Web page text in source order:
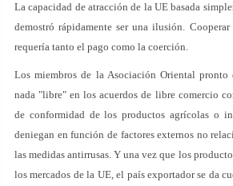
La capacidad de atracción de la UE basada
demostró rápidamente ser una ilusión.
requería tanto el pago como la coerción.
Los miembros de la Asociación Oriental pronto
nada "libre" en los acuerdos de libre comercio
de conformidad de los productos agrícolas o
deniegan en función de factores externos no
las medidas antirrusas. Y una vez que los
los mercados de la UE, el país exportador se da